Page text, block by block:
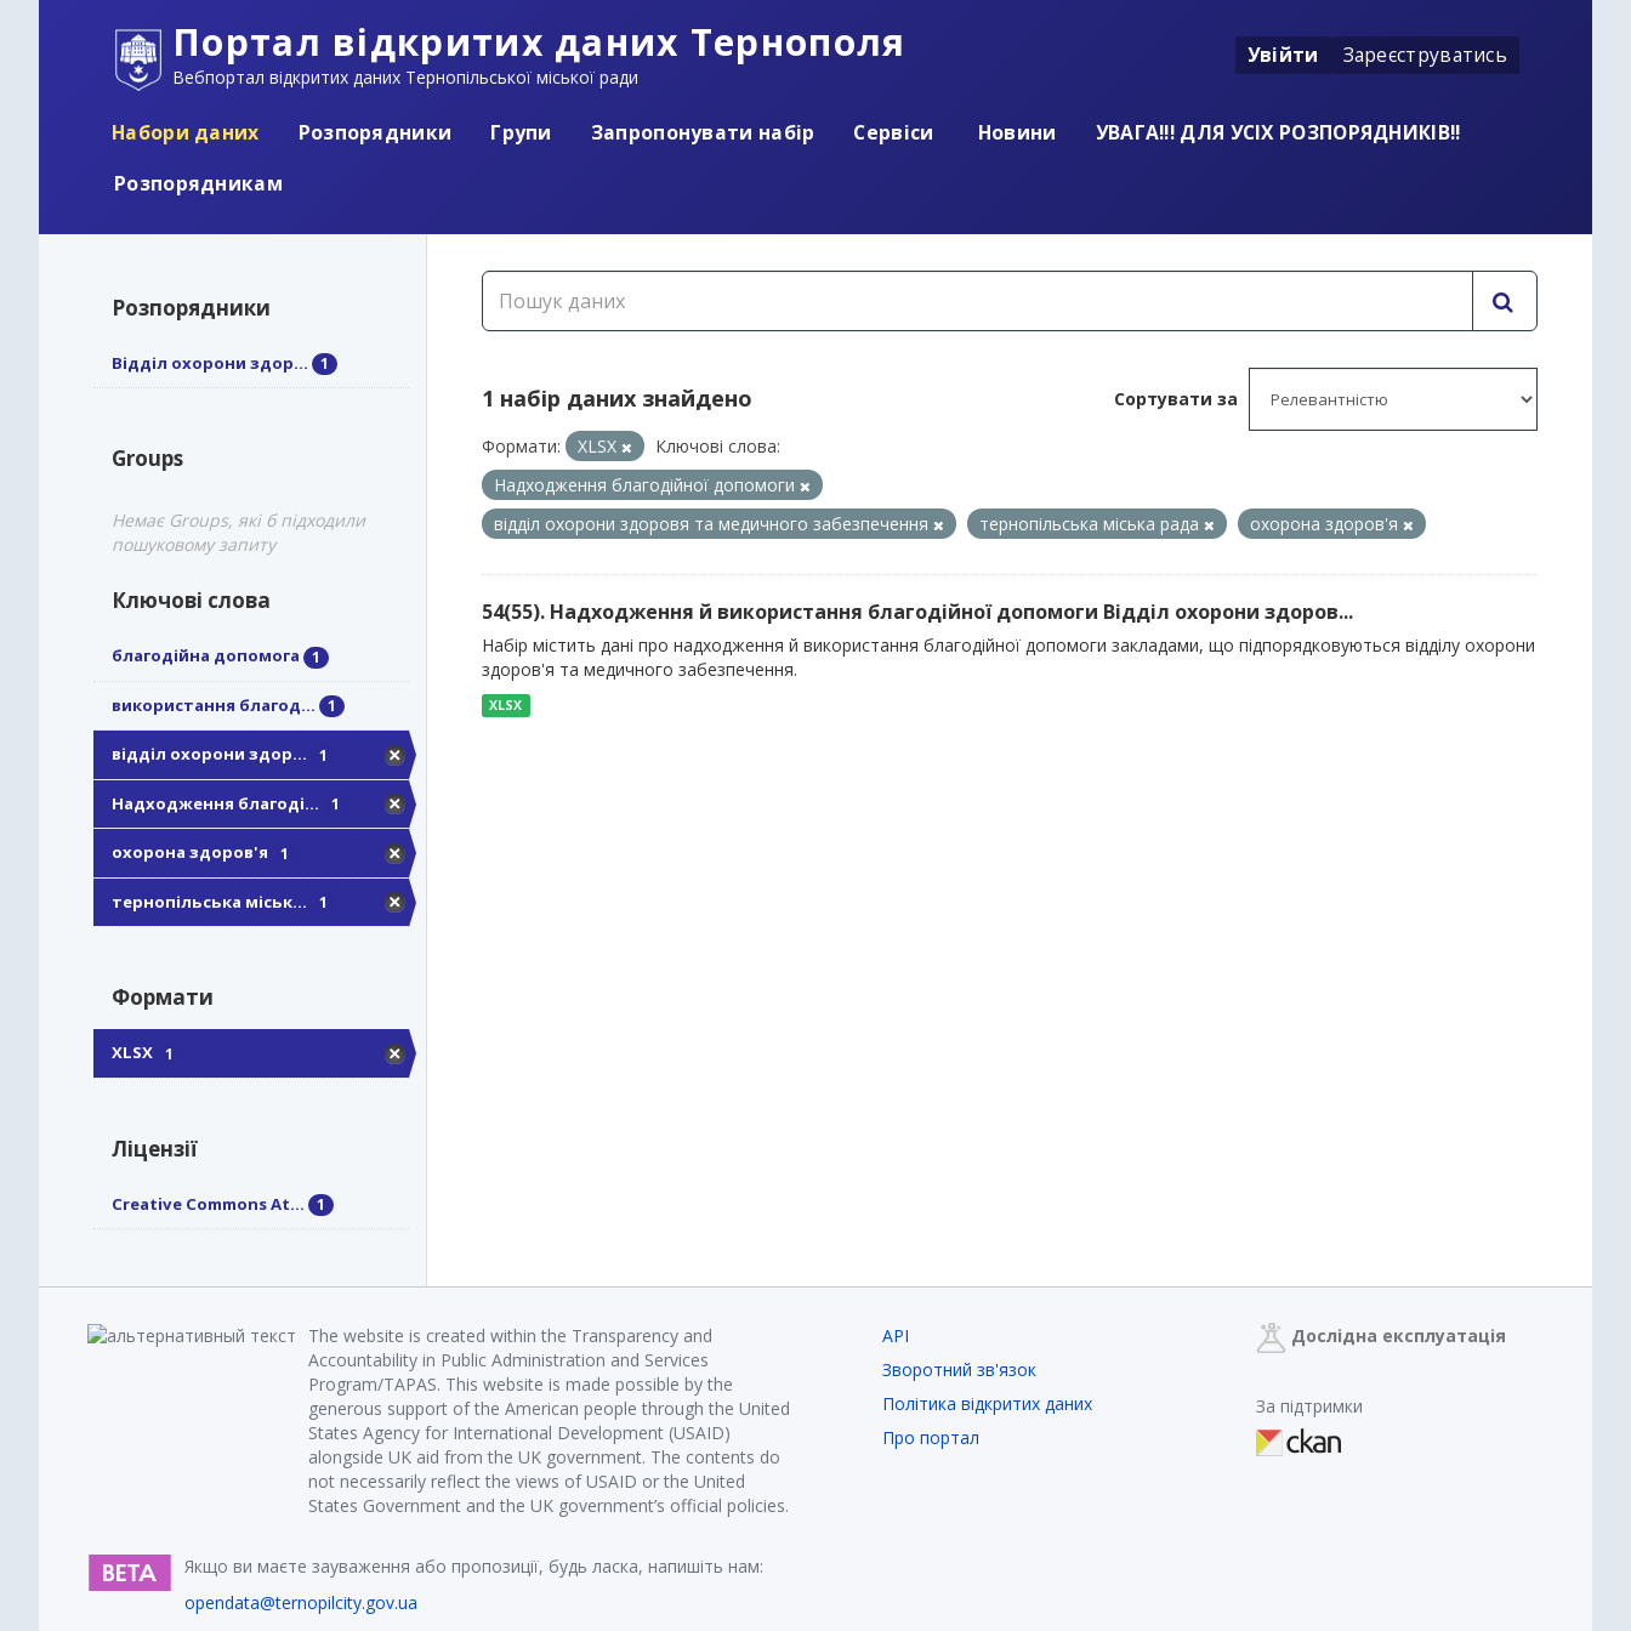
Портал відкритих даних Тернополя
Вебпортал відкритих даних Тернопільської міської ради
Увійти Зареєструватись
Набори даних Розпорядники Групи Запропонувати набір Сервіси Новини
УВАГА!!! ДЛЯ УСІХ РОЗПОРЯДНИКІВ!!
Розпорядникам
Розпорядники
Відділ охорони здор... 1
Groups
Немає Groups, які б підходили
пошуковому запиту
Ключові слова
благодійна допомога 1
використання благод... 1
відділ охорони здор... 1
Надходження благоді... 1
охорона здоров'я 1
тернопільська міськ... 1
Формати
XLSX 1
Ліцензії
Creative Commons At... 1
Сортувати за
1 набір даних знайдено
Формати: XLSX
Ключові слова:
Надходження благодійної допомоги
відділ охорони здоровя та медичного забезпечення
тернопільська міська рада охорона здоров'я
54(55). Надходження й використання благодійної допомоги Відділ охорони здоров...
Набір містить дані про надходження й використання благодійної допомоги закладами, що підпорядковуються відділу охорони
здоров'я та медичного забезпечення.
XLSX
The website is created within the Transparency and
Accountability in Public Administration and Services
Program/TAPAS. This website is made possible by the
generous support of the American people through the United
States Agency for International Development (USAID)
alongside UK aid from the UK government. The contents do
not necessarily reflect the views of USAID or the United
States Government and the UK government’s official policies.
Якщо ви маєте зауваження або пропозиції, будь ласка, напишіть нам:
opendata@ternopilcity.gov.ua
API
Зворотний зв'язок
Політика відкритих даних
Про портал
Дослідна експлуатація
За підтримки